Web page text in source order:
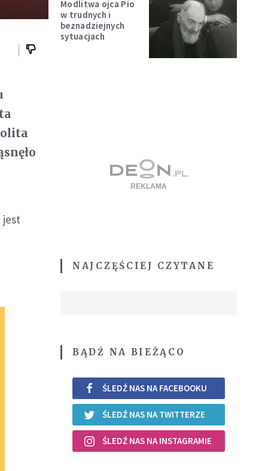
jest
Modlitwa ojca Pio
w trudnych i
beznadziejnych
sytuacjach
NAJCZĘŚCIEJ CZYTANE
BĄDŹ NA BIEŻĄCO
ŚLEDŹ NAS NA FACEBOOKU
ŚLEDŹ NAS NA TWITTERZE
ŚLEDŹ NAS NA INSTAGRAMIE